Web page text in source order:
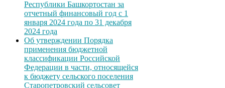
Республики Башкортостан за
отчетный финансовый год с 1
января 2024 года по 31 декабря
2024 года
Об утверждении Порядка
применения бюджетной
классификации Российской
Федерации в части, относящейся
к бюджету сельского поселения
Старопетровский сельсовет